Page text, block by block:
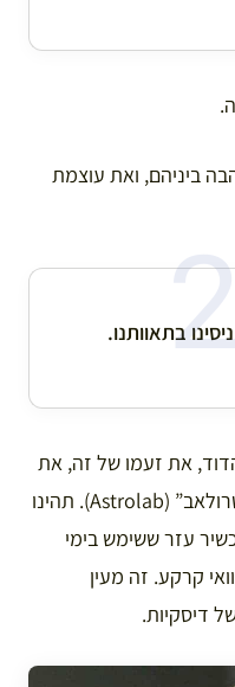
ביניהם, ואת עוצמת
בתאוותנו.
את זעמו של זה, את
הריונה של אלואיז ולידת בנם “אסטרולאב” (Astrolab). תהינו
עזר ששימש בימי
קרקע. זה מעין
דיסקיות.